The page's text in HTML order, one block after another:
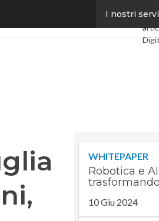
I nostri
droni, aerei e robot
WHITEPAPER
Robotica e
10 Giu 2024